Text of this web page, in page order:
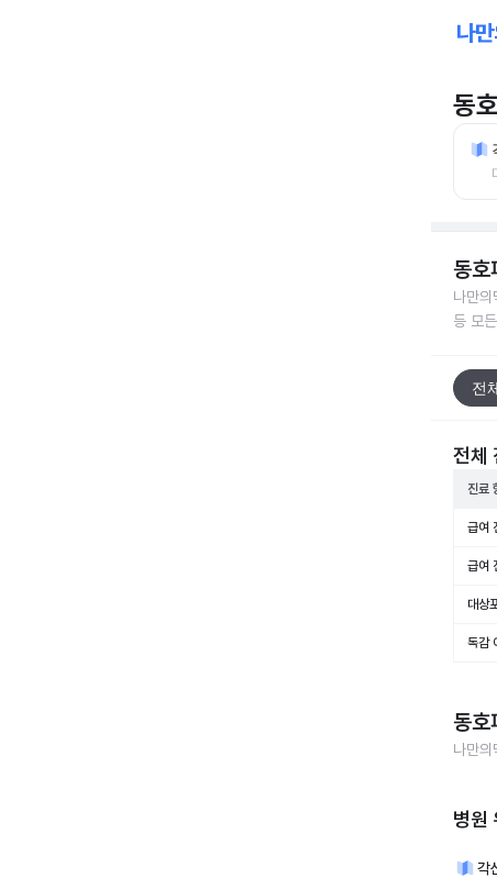
동
동호
나만의
등 모
전
전체
진료
급여
급여
대상
독감
동호
나만의
병원
각